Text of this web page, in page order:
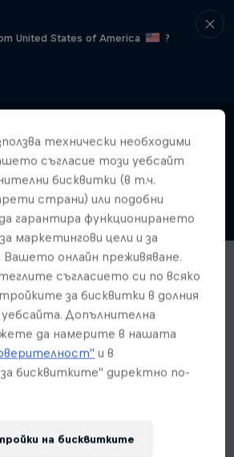
United States of America
?
технически необходими
съгласие този уебсайт
бисквитки (в т.ч.
страни) или подобни
гарантира функционирането
маркетингови цели и за
Вашето онлайн преживяване.
съгласието си по всяко
за бисквитки в долния
Допълнителна
да намерите в нашата
и в
бисквитките" директно по-
на бисквитките